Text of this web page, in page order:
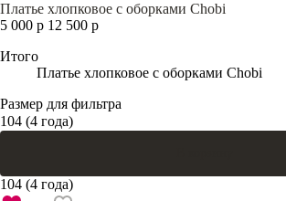
Платье хлопковое с оборками Chobi
5 000 р 12 500 р
Итого
Платье хлопковое с оборками Chobi
Размер для фильтра
104 (4 года)
104 (4 года)